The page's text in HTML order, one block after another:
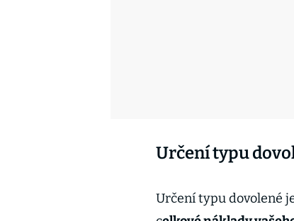
Určení typu
Určení typu dovolené